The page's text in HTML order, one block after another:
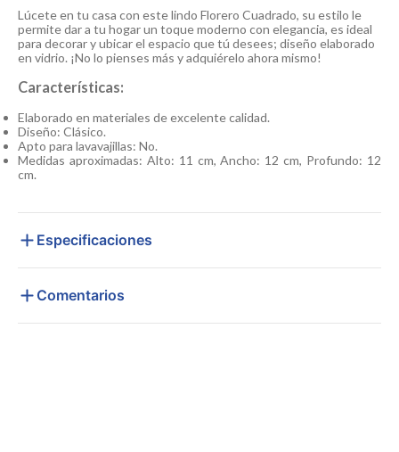
Lúcete en tu casa con este lindo Florero Cuadrado, su estilo le
permite dar a tu hogar un toque moderno con elegancia, es ideal
para decorar y ubicar el espacio que tú desees; diseño elaborado
en vidrio. ¡No lo pienses más y adquiérelo ahora mismo!
Características:
Elaborado en materiales de excelente calidad.
Diseño: Clásico.
Apto para lavavajillas: No.
Medidas aproximadas: Alto: 11 cm, Ancho: 12 cm, Profundo: 12
cm.
Especificaciones
Comentarios